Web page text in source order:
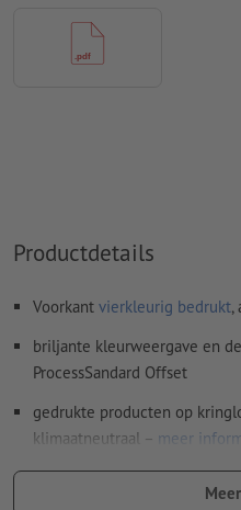
Kleurmodus:
papier, FOGRA52 (PSO
Productdetails
Voorkant vierkleurig bedrukt,
briljante kleurweergave en
ProcessSandard Offset
gedrukte producten op
klimaatneutraal – meer
Formaatadviezen: